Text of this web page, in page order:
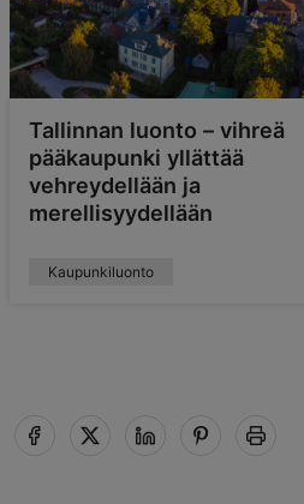
Tallinnan luonto – vihreä
pääkaupunki yllättää
vehreydellään ja
merellisyydellään
Kaupunkiluonto